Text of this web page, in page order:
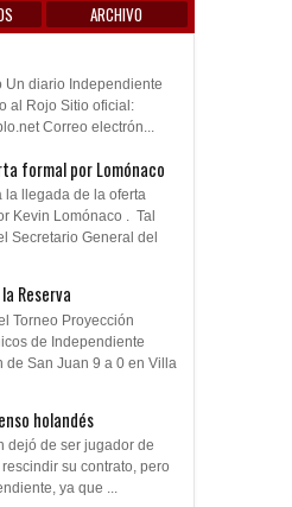
error cambia
el partido"
ARCHIVO
Un diario Independiente
al Rojo Sitio oficial:
Correo electrón...
formal por Lomónaco
la llegada de la oferta
Kevin Lomónaco . Tal
Secretario General del
Reserva
Torneo Proyección
de Independiente
de San Juan 9 a 0 en Villa
holandés
dejó de ser jugador de
su contrato, pero
ya que ...